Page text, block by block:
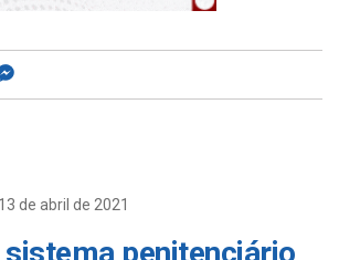
13 de abril de 2021
penitenciário